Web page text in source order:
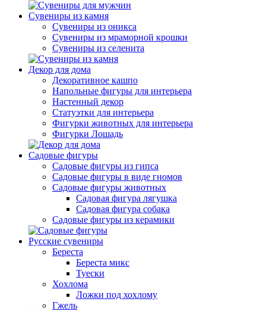
Сувениры из камня
Сувениры из оникса
Сувениры из мраморной крошки
Сувениры из селенита
Декор для дома
Декоративное кашпо
Напольные фигуры для интерьера
Настенный декор
Статуэтки для интерьера
Фигурки животных для интерьера
Фигурки Лошадь
Садовые фигуры
Садовые фигуры из гипса
Садовые фигуры в виде гномов
Садовые фигуры животных
Садовая фигура лягушка
Садовая фигура собака
Садовые фигуры из керамики
Русские сувениры
Береста
Береста микс
Туески
Хохлома
Ложки под хохлому
Гжель